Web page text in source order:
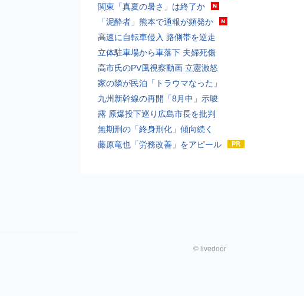
関東「真夏の暑さ」は終了か
「泥酔者」熊本で通報が頻発か
高速に自転車侵入 路側帯を逆走
立体駐車場から車落下 夫婦死傷
高市氏のPV風視察動画 立憲激怒
家の隣が民泊「トラウマなった」
九州新幹線の再開「8月中」示唆
露 原爆投下巡り広島市長を批判
無期刑の「終身刑化」傾向続く
藤原竜也「労務改善」をアピール
© livedoor